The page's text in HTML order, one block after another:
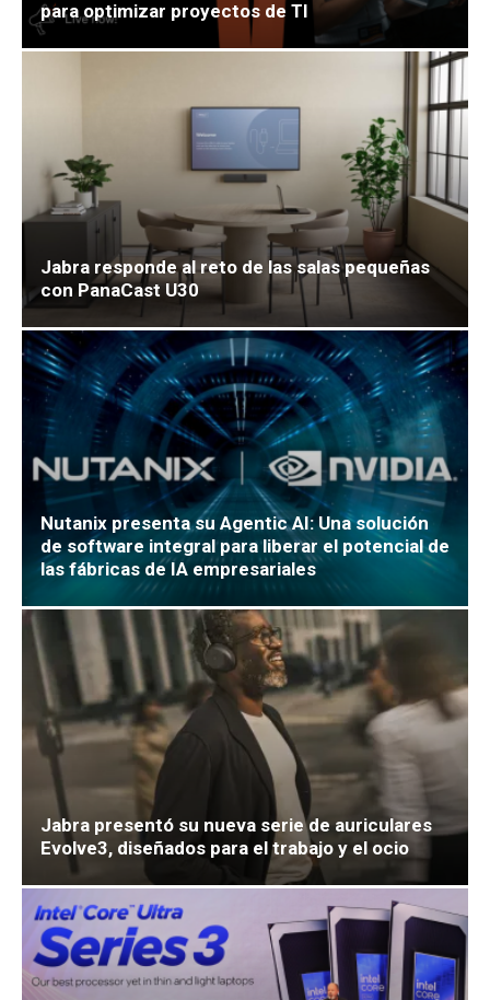
para optimizar proyectos de TI
Jabra responde al reto de las salas pequeñas
con PanaCast U30
Nutanix presenta su Agentic AI: Una solución
de software integral para liberar el potencial de
las fábricas de IA empresariales
Jabra presentó su nueva serie de auriculares
Evolve3, diseñados para el trabajo y el ocio